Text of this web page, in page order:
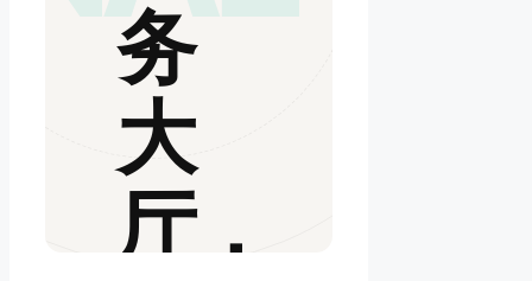
务
大
厅，